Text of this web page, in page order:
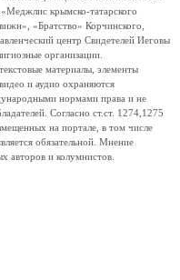
крымско-татарского
«Братство» Корчинского,
центр Свидетелей Иеговы
организации.
материалы, элементы
и аудио охраняются
нормами права и не
Согласно ст.ст. 1274,1275
на портале, в том числе
обязательной. Мнение
авторов и колумнистов.